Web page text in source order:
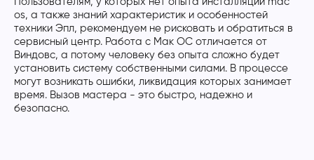
os, а также знаний характеристик и особенностей
техники Эпл, рекомендуем не рисковать и обратиться в
сервисный центр. Работа с Мак ОС отличается от
Виндовс, а потому человеку без опыта сложно будет
установить систему собственными силами. В процессе
могут возникать ошибки, ликвидация которых занимает
время. Вызов мастера - это быстро, надежно и
безопасно.